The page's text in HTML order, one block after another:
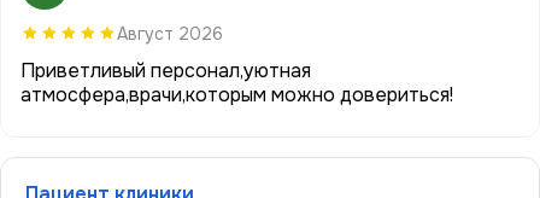
Август 2026
Приветливый персонал,уютная
атмосфера,врачи,которым можно довериться!